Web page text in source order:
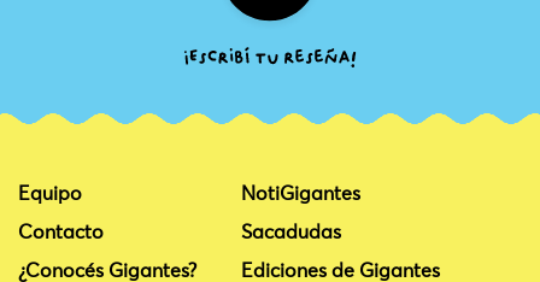
Equipo
Contacto
¿Conocés Gigantes?
NotiGigantes
Sacadudas
Ediciones de Gigantes